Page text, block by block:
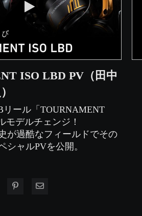
ISO LBD PV（田中
ール「TOURNAMENT
モデルチェンジ！
が過酷なフィールドでその
シャルPVを公開。
する で共有電子メールで共有